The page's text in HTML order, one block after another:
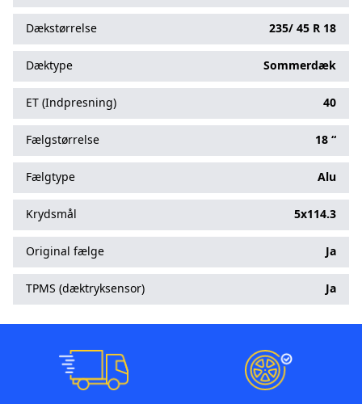
Dækstørrelse 235/ 45 R 18
Dæktype Sommerdæk
ET (Indpresning) 40
Fælgstørrelse 18 “
Fælgtype Alu
Krydsmål 5x114.3
Original fælge Ja
TPMS (dæktryksensor) Ja